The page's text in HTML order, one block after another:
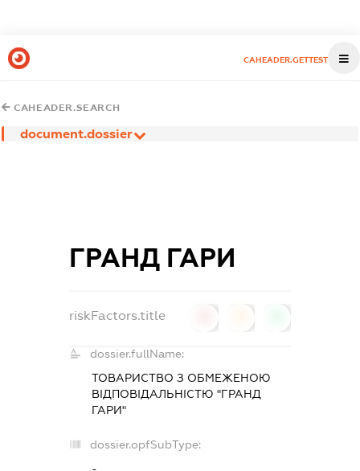
CAHEADER.GETTEST
CAHEADER.SEARCH
document.dossier
ГРАНД ГАРИ
riskFactors.title
dossier.fullName:
ТОВАРИСТВО З ОБМЕЖЕНОЮ
ВІДПОВІДАЛЬНІСТЮ "ГРАНД
ГАРИ"
dossier.opfSubType:
-